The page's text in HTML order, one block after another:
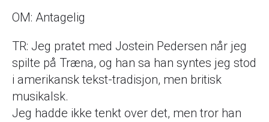
OM: Antagelig
TR: Jeg pratet med Jostein Pedersen når jeg
spilte på Træna, og han sa han syntes jeg stod
i amerikansk tekst-tradisjon, men britisk
musikalsk.
Jeg hadde ikke tenkt over det, men tror han